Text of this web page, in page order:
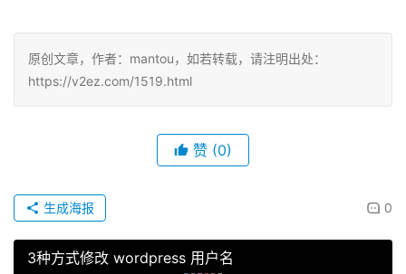
原创文章，作者：mantou，如若转载，请注明出处：
https://v2ez.com/1519.html
赞 (0)
0
生成海报
3种方式修改 wordpress 用户名